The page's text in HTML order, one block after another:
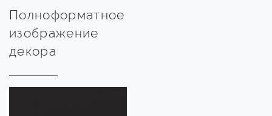
Полноформатное
изображение
декора